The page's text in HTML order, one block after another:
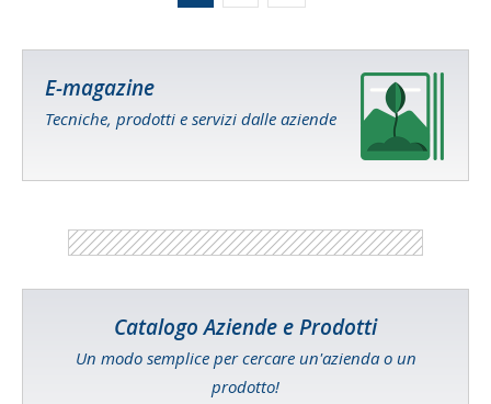
E-magazine
Tecniche, prodotti e servizi dalle aziende
Catalogo Aziende e Prodotti
Un modo semplice per cercare un'azienda o un
prodotto!